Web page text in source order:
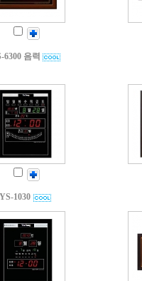
6300 음력
YS-1030